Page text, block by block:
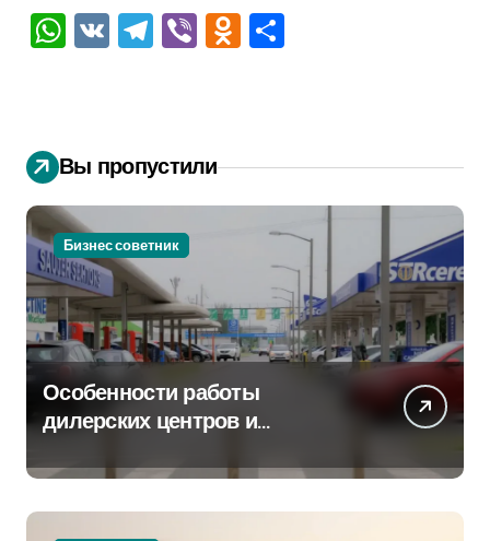
WhatsApp
VK Telegram
ViberOdnoklassniki
Вы пропустили
Бизнес советник
Особенности работы
дилерских центров и
крупных проспектах